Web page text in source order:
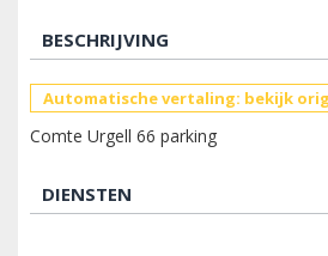
BESCHRIJVING
Automatische vertaling: bekijk
Comte Urgell 66 parking
DIENSTEN